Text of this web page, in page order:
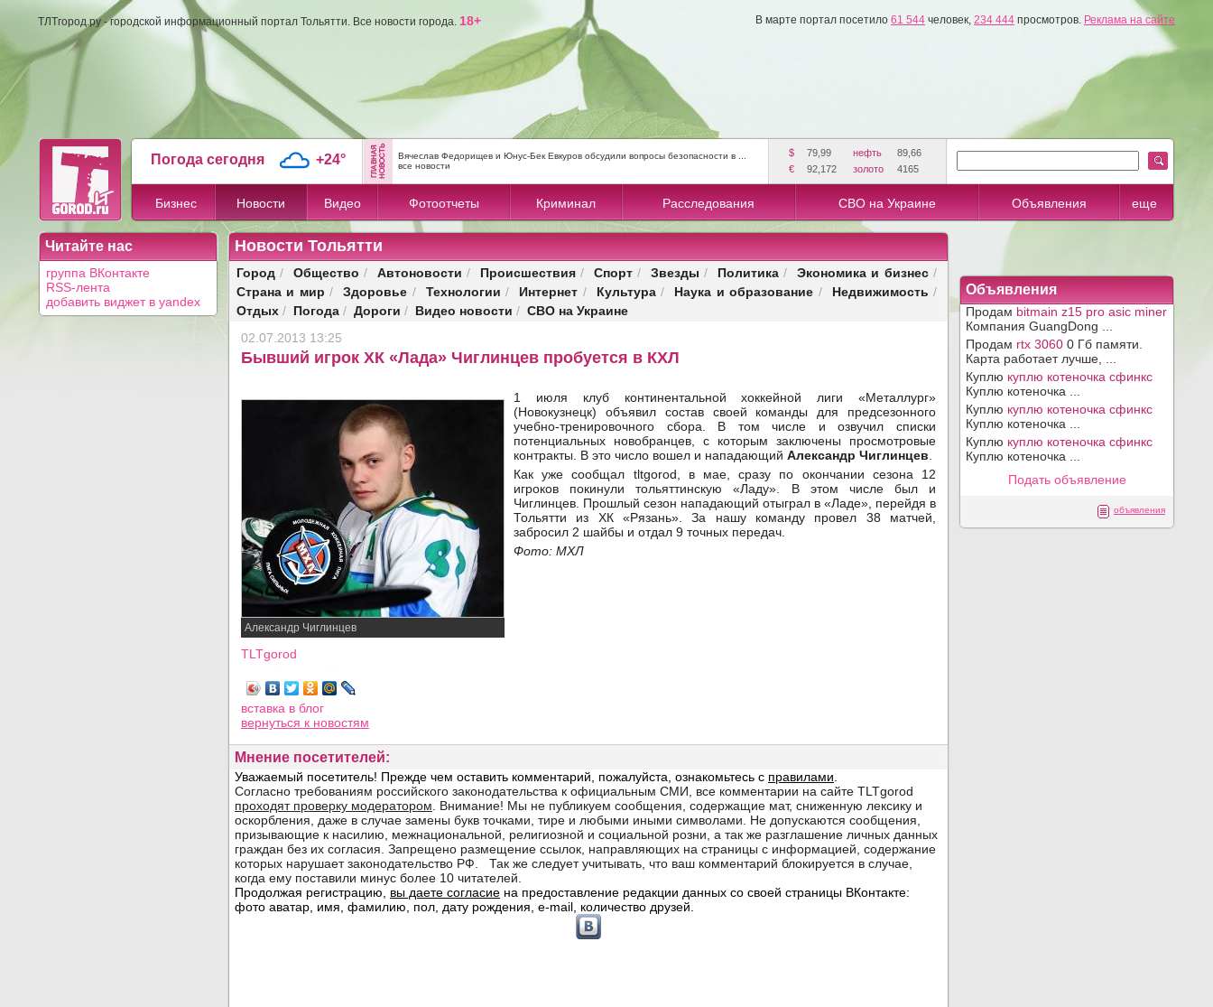
ТЛТгород.ру - городской информационный портал Тольятти. Все новости города. 18+ В марте портал посетило 61 544 человек, 234 444 просмотров. Реклама на сайте
Погода сегодня +24°
Вячеслав Федорищев и Юнус-Бек Евкуров обсудили вопросы безопасности в ...
все новости
$ 79,99 нефть
89,66
€
92,172 золото 4165
Бизнес Новости Видео Фотоотчеты Криминал Расследования СВО на Украине Объявления еще
Читайте нас
группа ВКонтакте
RSS-лента
добавить виджет в yandex
Новости Тольятти
Город / Общество / Автоновости / Происшествия / Спорт / Звезды / Политика / Экономика и бизнес/
Страна и мир / Здоровье / Технологии / Интернет / Культура/ Наука и образование / Недвижимость /
Отдых / Погода / Дороги / Видео новости / СВО на Украине
02.07.2013 13:25
Бывший игрок ХК «Лада» Чиглинцев пробуется в КХЛ
Александр Чиглинцев
1 июля клуб континентальной хоккейной лиги «Металлург»
(Новокузнецк) объявил состав своей команды для предсезонного
учебно-тренировочного сбора. В том числе и озвучил списки
потенциальных новобранцев, с которым заключены просмотровые
контракты. В это число вошел и нападающий Александр Чиглинцев
Как уже сообщал tltgorod, в мае, сразу по окончании сезона 12
игроков покинули тольяттинскую «Ладу». В этом числе был и
Чиглинцев. Прошлый сезон нападающий отыграл в «Ладе», перейдя в
Тольятти из ХК «Рязань». За нашу команду провел 38 матчей,
забросил 2 шайбы и отдал 9 точных передач.
Фото: МХЛ
TLTgorod
вставка в блог
вернуться к новостям
Мнение посетителей:
Объявления
Продам bitmain z15 pro asic miner
Компания GuangDong ...
Продам rtx 3060 0 Гб памяти.
Карта работает лучше, ...
Куплю куплю котеночка сфинкс
Куплю котеночка ...
Куплю куплю котеночка сфинкс
Куплю котеночка ...
Куплю куплю котеночка сфинкс
Куплю котеночка ...
Подать объявление
объявления